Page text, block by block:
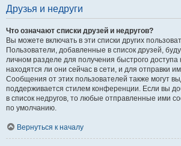
Друзья и недруги
Что означают списки друзей и недругов?
Вы можете включать в эти списки других
Пользователи, добавленные в список друзей,
личном разделе для получения быстрого
находятся ли они сейчас в сети, и для отправки
Сообщения от этих пользователей также могут
поддерживается стилем конференции. Если вы
в список недругов, то любые отправленные ими
по умолчанию.
Вернуться к началу